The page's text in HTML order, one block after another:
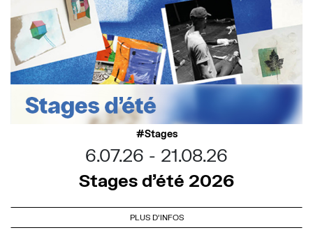
Stages
6.07.26
21.08.26
Stages d’été 2026
PLUS D'INFOS